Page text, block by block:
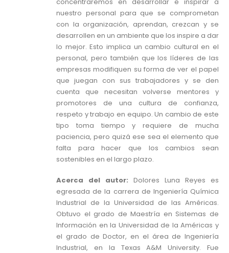
nuestro personal para que se comprometan
con la organización, aprendan, crezcan y se
desarrollen en un ambiente que los inspire a dar
lo mejor. Esto implica un cambio cultural en el
personal, pero también que los líderes de las
empresas modifiquen su forma de ver el papel
que juegan con sus trabajadores y se den
cuenta que necesitan volverse mentores y
promotores de una cultura de confianza,
respeto y trabajo en equipo. Un cambio de este
tipo toma tiempo y requiere de mucha
paciencia, pero quizá ese sea el elemento que
falta para hacer que los cambios sean
sostenibles en el largo plazo.
Acerca del autor: Dolores Luna Reyes es
egresada de la carrera de Ingeniería Química
Industrial de la Universidad de las Américas.
Obtuvo el grado de Maestría en Sistemas de
Información en la Universidad de la Américas y
el grado de Doctor, en el área de Ingeniería
Industrial, en la Texas A&M University. Fue